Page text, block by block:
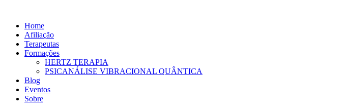
conteúdo
Home
Afiliação
Terapeutas
Formações
HERTZ TERAPIA
PSICANÁLISE VIBRACIONAL QUÂNTICA
Blog
Eventos
Sobre